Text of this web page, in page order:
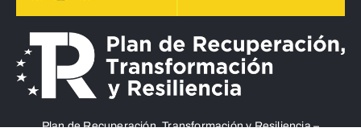
Plan de Recuperación, Transformación y Resiliencia –